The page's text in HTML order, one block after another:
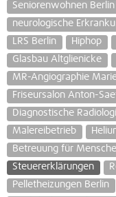
Seniorenwohnen
neurologische
LRS Berlin
Hiphop
Glasbau Altglienicke
MR-Angiographie
Friseursalon Anton-
Diagnostische
Malereibetrieb
Betreuung für
Steuererklärungen
Pelletheizungen Berlin